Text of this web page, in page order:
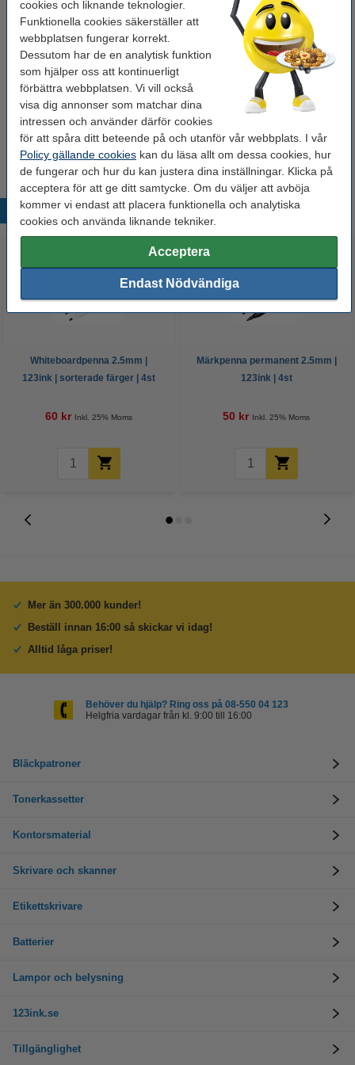
cookies och liknande teknologier.
Funktionella cookies säkerställer att
webbplatsen fungerar korrekt.
Dessutom har de en analytisk funktion
som hjälper oss att kontinuerligt
förbättra webbplatsen. Vi vill också
visa dig annonser som matchar dina
intressen och använder därför cookies
för att spåra ditt beteende på och utanför vår webbplats. I vår
Policy gällande cookies kan du läsa allt om dessa cookies, hur
de fungerar och hur du kan justera dina inställningar. Klicka på
acceptera för att ge ditt samtycke. Om du väljer att avböja
kommer vi endast att placera funktionella och analytiska
cookies och använda liknande tekniker.
Acceptera
Endast Nödvändiga
750 kr Beställ
Glöm inte att beställa!
Pappersspjut | 123ink | svart
59 kr
Penna med förfalskningsdetektor | 123ink
Populära produkter
Whiteboardpenna 2.5mm |
123ink | sorterade färger | 4st
60 kr Inkl. 25% Moms
Märkpenna permanent 2.5mm |
123ink | 4st
50 kr Inkl. 25% Moms
Mer än 300.000 kunder!
Beställ innan 16:00 så skickar vi idag!
Alltid låga priser!
Behöver du hjälp? Ring oss på 08-550 04 123
Helgfria vardagar från kl. 9:00 till 16:00
Bläckpatroner
Tonerkassetter
Kontorsmaterial
Skrivare och skanner
Etikettskrivare
Batterier
Lampor och belysning
123ink.se
Tillgänglighet